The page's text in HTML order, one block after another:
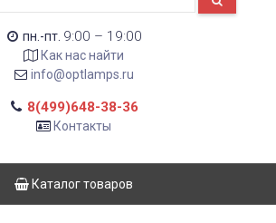
пн.-пт. 9:00 – 19:00
Как нас найти
info@optlamps.ru
8(499)648-38-36
Контакты
Каталог товаров